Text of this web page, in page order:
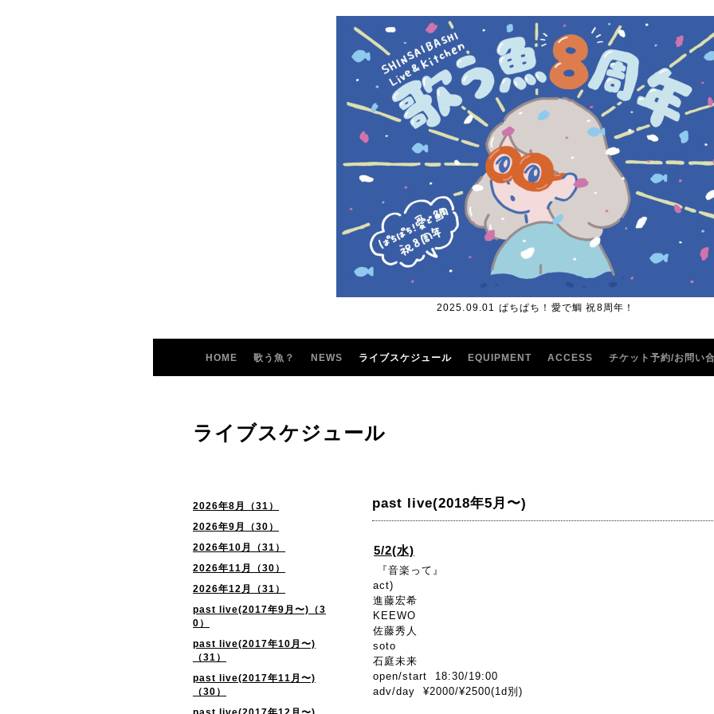
2025.09.01 ぱちぱち！愛で鯛 祝8周年！
HOME 歌う魚？ NEWS ライブスケジュール EQUIPMENT ACCESS チケット予約/お問い
2026年8月（31）
2026年9月（30）
2026年10月（31）
2026年11月（30）
2026年12月（31）
past live(2017年9月〜)（3
0）
past live(2017年10月〜)
（31）
past live(2017年11月〜)
（30）
ライブスケジュール
past live(2018年5月〜)
5/2(水)
『音楽って』
act)
進藤宏希
KEEWO
佐藤秀人
soto
石庭未来
open/start 18:30/19:00
adv/day ¥2000/¥2500(1d別)